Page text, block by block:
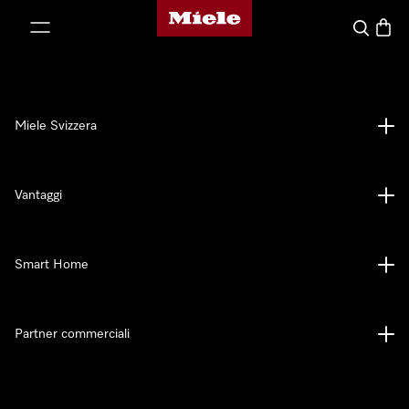
Homepage di Miele
Cerca
Miele Svizzera
Vantaggi
Smart Home
Partner commerciali